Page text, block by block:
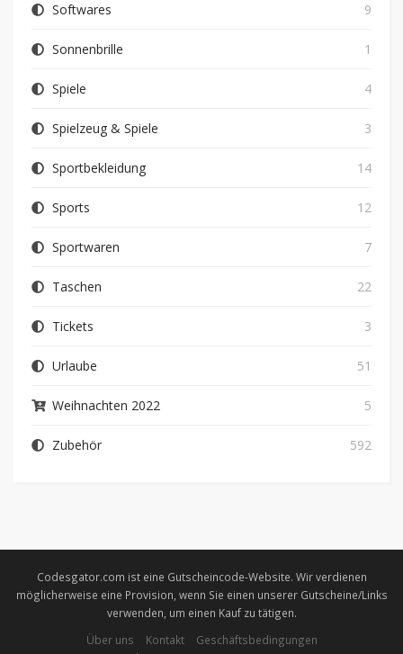
Softwares 9
Sonnenbrille 1
Spiele 4
Spielzeug & Spiele 3
Sportbekleidung 14
Sports 12
Sportwaren 7
Taschen 22
Tickets 3
Urlaube 51
Weihnachten 2022 5
Zubehör 592
Codesgator.com ist eine Gutscheincode-Website. Wir verdienen
möglicherweise eine Provision, wenn Sie einen unserer Gutscheine/Links
verwenden, um einen Kauf zu tätigen.
Über uns
Kontakt
Geschäftsbedingungen